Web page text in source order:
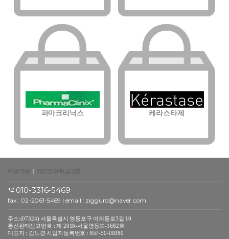
파마크리닉스 케라스타제
이용약관 | 개인정보취급방침
010-3316-5469
fax : 02-2061-5469 | email : zigguro@naver.com
주소:(07324) 서울특별시 영등포구 여의동로3길 10
통신판매신고번호 : 제 2018-서울영등포-1682호
대표자 : 김노경 사업자등록번호 : 857-50-00380